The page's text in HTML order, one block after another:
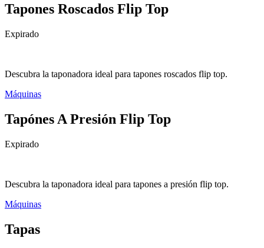
Tapones Roscados Flip Top
Expirado
Descubra la taponadora ideal para tapones roscados flip top.
Máquinas
Tapónes A Presión Flip Top
Expirado
Descubra la taponadora ideal para tapones a presión flip top.
Máquinas
Tapas